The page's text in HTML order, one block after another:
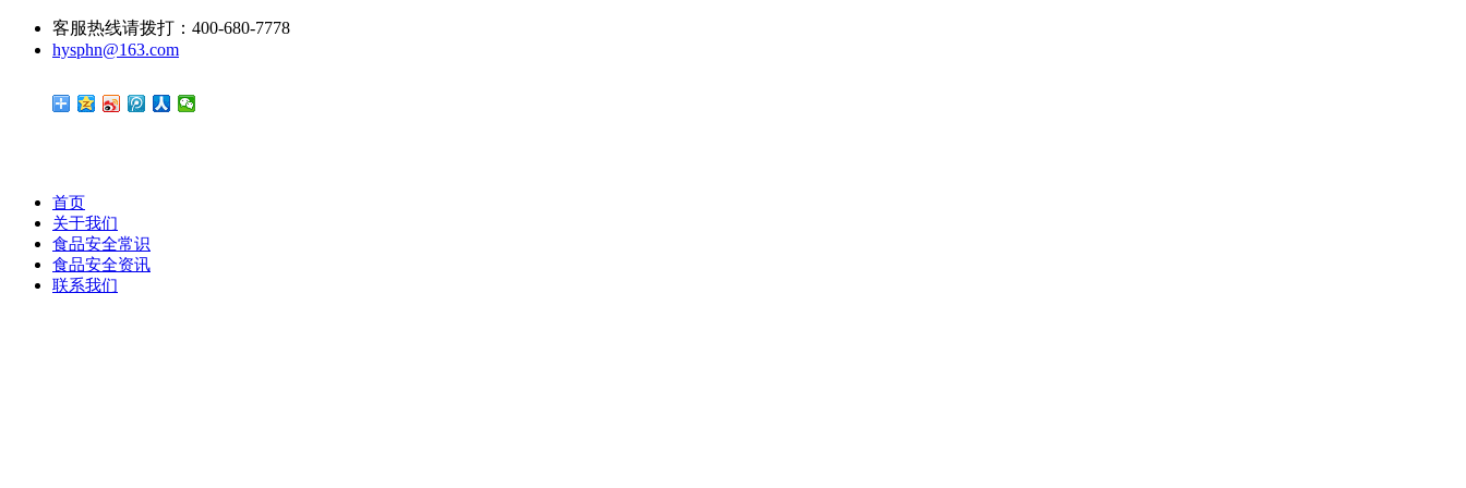
客服热线请拨打：400-680-7778
hysphn@163.com
首页
关于我们
食品安全常识
食品安全资讯
联系我们